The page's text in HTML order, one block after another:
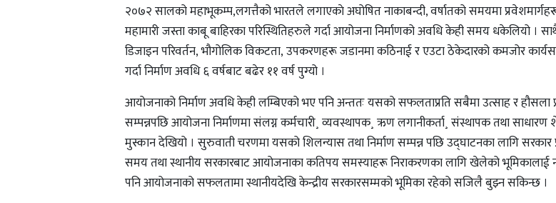
२०७२ सालको महाभूकम्प,लगत्तैको भारतले लगाएकाे अघोषित नाकाबन्दी, वर्षातको समयमा
महामारी जस्ता काबू बाहिरका परिस्थितिहरुले गर्दा आयोजना निर्माणको अवधि केही समय धकेलियो ।
डिजाइन परिवर्तन, भौगोलिक विकटता, उपकरणहरू जडानमा कठिनाई र एउटा ठेकेदारको कमजोर
गर्दा निर्माण अवधि ६ वर्षबाट बढेर ११ वर्ष पुग्यो ।
आयोजनाको निर्माण अवधि केही लम्बिएको भए पनि अन्ततः यसको सफलताप्रति सबैमा उत्साह र हौसला
सम्पन्नपछि आयोजना निर्माणमा संलग्न कर्मचारी¸ व्यवस्थापक¸ ऋण लगानीकर्ता¸ संस्थापक तथा
मुस्कान देखियो । सुरुवाती चरणमा यसको शिलन्यास तथा निर्माण सम्पन्न पछि उद्घाटनका लागि सरकार
समय तथा स्थानीय सरकारबाट आयोजनाका कतिपय समस्याहरू निराकरणका लागि खेलेको भूमिकालाई
पनि आयोजनाको सफलतामा स्थानीयदेखि केन्द्रीय सरकारसम्मको भूमिका रहेको सजिलै बुझ्न सकिन्छ ।